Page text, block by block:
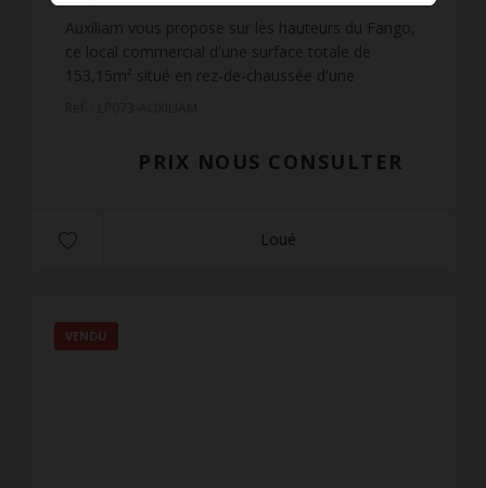
Auxiliam vous propose sur les hauteurs du Fango,
ce local commercial d'une surface totale de
153,15m² situé en rez-de-chaussée d'une
PRIX NOUS CONSULTER
Loué
VENDU